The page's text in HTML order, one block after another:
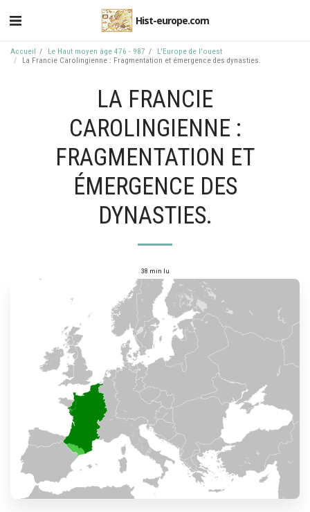
Hist-europe.com
Accueil Le Haut moyen âge 476 - 987
L'Europe de l'ouest
La Francie Carolingienne : Fragmentation et émergence des dynasties.
LA FRANCIE
CAROLINGIENNE :
FRAGMENTATION ET
ÉMERGENCE DES
DYNASTIES.
38 min lu